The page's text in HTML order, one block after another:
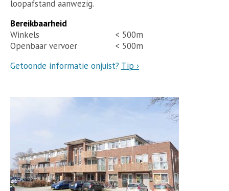
loopafstand aanwezig.
Bereikbaarheid
Winkels
< 500m
Openbaar vervoer
< 500m
Getoonde informatie onjuist? Tip ›